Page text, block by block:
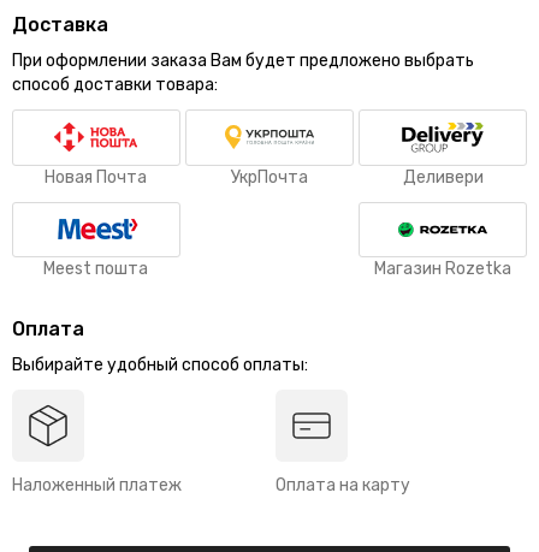
Доставка
При оформлении заказа Вам будет предложено выбрать
способ доставки товара:
Новая Почта УкрПочта Деливери
Meest пошта Магазин Rozetka
Оплата
Выбирайте удобный способ оплаты:
Наложенный платеж Оплата на карту